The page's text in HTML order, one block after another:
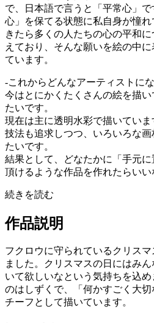
で、日本語で言うと「平常心」
心」を保てる状態に私自身が憧
きたら多くの人たちの心の平和
えており、そんな願いを絵の中
ています。
-これからどんなアーティストに
今はとにかくたくさんの絵を描
たいです。
現在は主に透明水彩で描いてい
技法も追求しつつ、いろいろな
たいです。
結果として、どなたかに「手元
頂けるような作品を作れたらいい
続きを読む
作品説明
フクロウに守られているクリス
ました。クリスマスの日にはみ
いて欲しいなという気持ちを込
のはしずくで、「何かすごく大
チーフとして描いています。